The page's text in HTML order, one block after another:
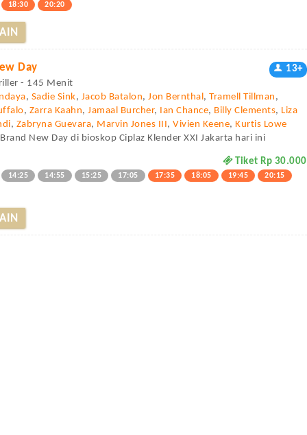
18:30 20:20
Day
13+
- 145 Menit
, Sadie Sink, Jacob Batalon,Jon Bernthal,Tramell Tillman ,
, Zarra Kaahn,Jamaal Burcher, Ian Chance, Billy Clements, Liza
, Zabryna Guevara, Marvin Jones III,Vivien Keene,Kurtis Lowe
New Day di bioskop Ciplaz Klender XXI Jakarta hari ini
Tiket Rp 30.000
14:25 14:55 15:25 17:05 17:35 18:05 19:45
20:15